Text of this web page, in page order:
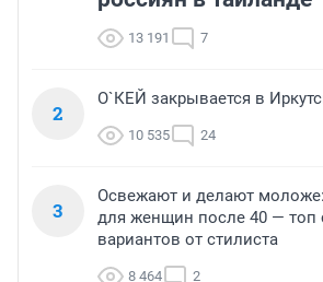
13 191 7
2
О`КЕЙ закрывается в
10 535 24
3
Освежают и делают
для женщин после 40 — топ
вариантов от стилиста
8 464 2